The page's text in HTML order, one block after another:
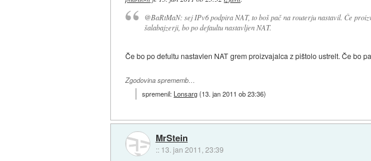
@BaRtMaN: sej IPv6 podpira NAT, to boš pač na routerju nastavil. Če
šalabajzerji, bo po defaultu nastavljen NAT.
Če bo po defultu nastavlen NAT grem proizvajalca z pištolo ustrelt. Če bo
Zgodovina sprememb…
spremenil:Lonsarg(13. jan 2011 ob 23:36)
MrStein
:: 13. jan 2011, 23:39